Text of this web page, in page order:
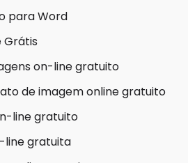
para Word
Grátis
on-line gratuito
de imagem online gratuito
line gratuito
line gratuita